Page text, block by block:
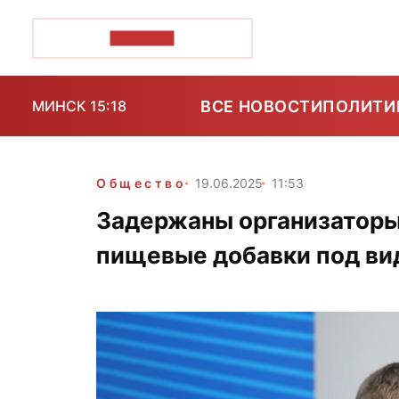
МИНСК 15:18 ВСЕ НОВОСТИ
Общество 19.06.2025 11:53
Задержаны
пищевые добавки под